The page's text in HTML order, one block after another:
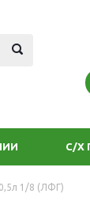
С/Х
1/8 (ЛФГ)